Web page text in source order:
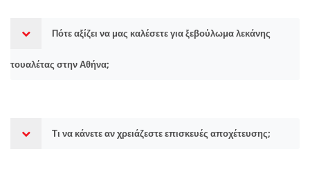
Πότε αξίζει να μας καλέσετε για ξεβούλωμα λεκάνης
τουαλέτας στην Αθήνα;
Τι να κάνετε αν χρειάζεστε επισκευές αποχέτευσης;